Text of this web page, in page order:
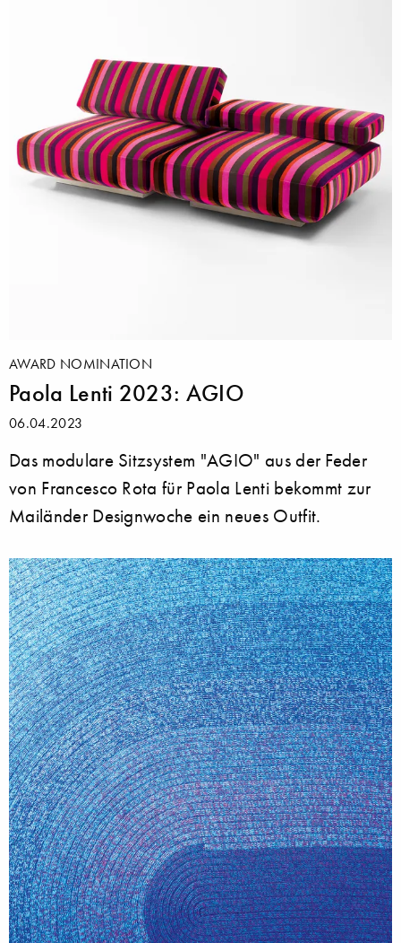
AWARD NOMINATION
Paola Lenti 2023: AGIO
06.04.2023
Das modulare Sitzsystem "AGIO" aus der Feder
von Francesco Rota für Paola Lenti bekommt zur
Mailänder Designwoche ein neues Outfit.